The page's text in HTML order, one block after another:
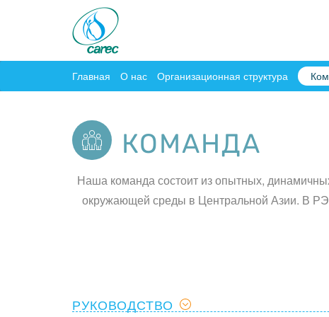
Главная О нас Организационная структура
КОМАНДА
Наша команда состоит из опытных,
окружающей среды в Центральной Азии. В
РУКОВОДСТВО